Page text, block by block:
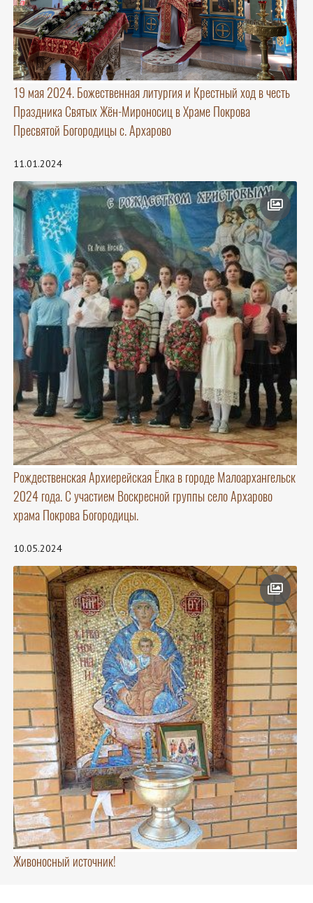
19 мая 2024. Божественная литургия и Крестный ход в честь
Праздника Святых Жён-Мироносиц в Храме Покрова
Пресвятой Богородицы с. Архарово
11.01.2024
Рождественская Архиерейская Ёлка в городе Малоархангельск
2024 года. С участием Воскресной группы село Архарово
храма Покрова Богородицы.
10.05.2024
Живоносный источник!